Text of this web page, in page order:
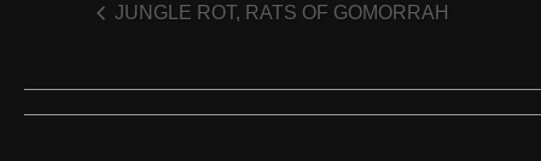
JUNGLE ROT, RATS OF GOMORRAH